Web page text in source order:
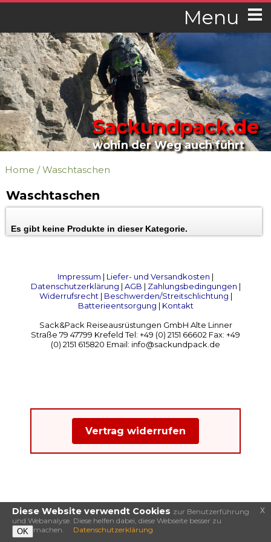
Menu
Sackundpack.de
wohin der Weg auch führt
Home /Waschtaschen
Waschtaschen
Es gibt keine Produkte in dieser Kategorie.
Impressum | Liefer- und Versandkosten |
Datenschutzerklärung | AGB | Zahlungsbedingungen |
Widerrufsrecht| Beschwerden/Streitschlichtung |
Batterieentsorgung | Kontakt
Sack&Pack Reiseausrüstungen GmbH Alte Linner
Straße 79 47799 Krefeld Tel: +49 (0) 2151 66602 Fax: +49
(0) 2151 615820 Email: info@sackundpack.de
Vertrag widerrufen
Diese Website verwendt Cookies zur Benutzerführung
und Webanalyse. Diese helfen dabei, diese Webseite besser zu
machen.
OK Datenschutzerklärung
x